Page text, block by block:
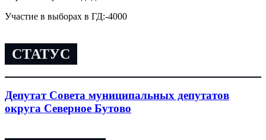
Участие в выборах в ГД:-4000
СТАТУС
Депутат Совета муниципальных депутатов
округа Северное Бутово